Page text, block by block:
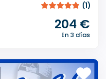
(1)
204 €
En 3 días